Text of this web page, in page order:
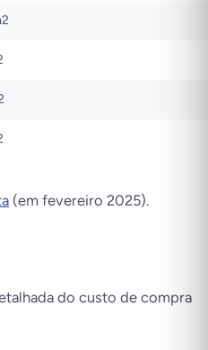
(em fevereiro 2025).
do custo de compra